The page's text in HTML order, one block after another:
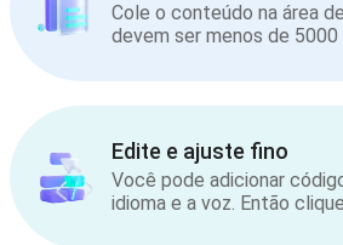
Cole o conteúdo na área
devem ser menos de 5000
Edite e ajuste fino
Você pode adicionar
idioma e a voz. Então